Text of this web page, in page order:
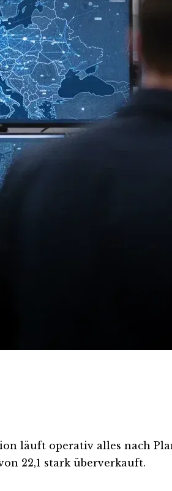
läuft operativ alles nach
22,1 stark überverkauft.